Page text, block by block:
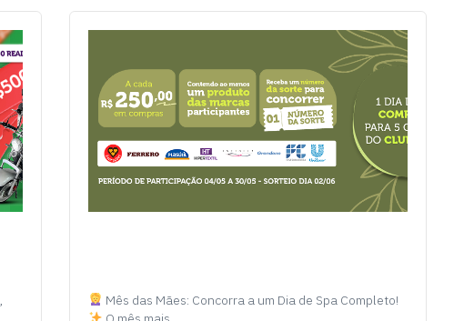
Mês das Mães: Concorra a um Dia de Spa Completo!